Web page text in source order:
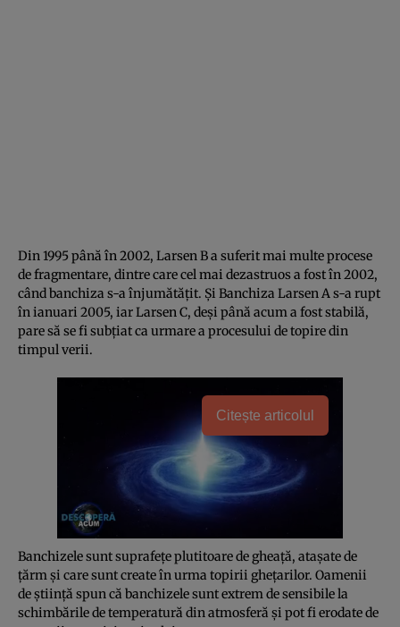
Din 1995 până în 2002, Larsen B a suferit mai multe procese
de fragmentare, dintre care cel mai dezastruos a fost în 2002,
când banchiza s-a înjumătăţit. Şi Banchiza Larsen A s-a rupt
în ianuari 2005, iar Larsen C, deşi până acum a fost stabilă,
pare să se fi subţiat ca urmare a procesului de topire din
timpul verii.
Citește articolul
Banchizele sunt suprafeţe plutitoare de gheaţă, ataşate de
ţărm şi care sunt create în urma topirii gheţarilor. Oamenii
de ştiinţă spun că banchizele sunt extrem de sensibile la
schimbările de temperatură din atmosferă şi pot fi erodate de